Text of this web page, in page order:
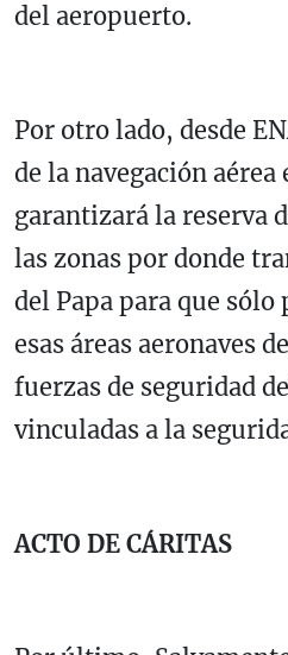
del aeropuerto.
Por otro lado, desde
de la navegación aérea
garantizará la reserva
las zonas por donde
del Papa para que
esas áreas aeronaves
fuerzas de seguridad
vinculadas a la
ACTO DE CÁRITAS